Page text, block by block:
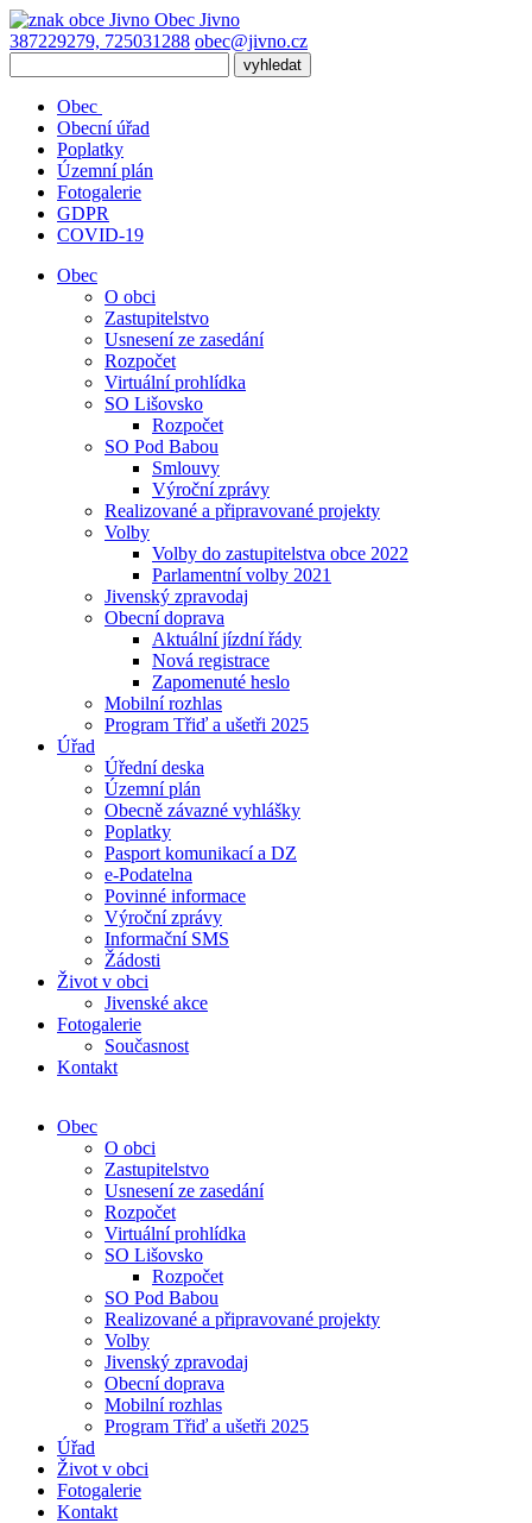
Obec Jivno
387229279, 725031288 obec@jivno.cz
Obec
Obecní úřad
Poplatky
Územní plán
Fotogalerie
GDPR
COVID-19
Obec
O obci
Zastupitelstvo
Usnesení ze zasedání
Rozpočet
Virtuální prohlídka
SO Lišovsko
Rozpočet
SO Pod Babou
Smlouvy
Výroční zprávy
Realizované a připravované projekty
Volby
Volby do zastupitelstva obce 2022
Parlamentní volby 2021
Jivenský zpravodaj
Obecní doprava
Aktuální jízdní řády
Nová registrace
Zapomenuté heslo
Mobilní rozhlas
Program Třiď a ušetři 2025
Úřad
Úřední deska
Územní plán
Obecně závazné vyhlášky
Poplatky
Pasport komunikací a DZ
e-Podatelna
Povinné informace
Výroční zprávy
Informační SMS
Žádosti
Život v obci
Jivenské akce
Fotogalerie
Současnost
Kontakt
Obec
O obci
Zastupitelstvo
Usnesení ze zasedání
Rozpočet
Virtuální prohlídka
SO Lišovsko
Rozpočet
SO Pod Babou
Realizované a připravované projekty
Volby
Jivenský zpravodaj
Obecní doprava
Mobilní rozhlas
Program Třiď a ušetři 2025
Úřad
Život v obci
Fotogalerie
Kontakt